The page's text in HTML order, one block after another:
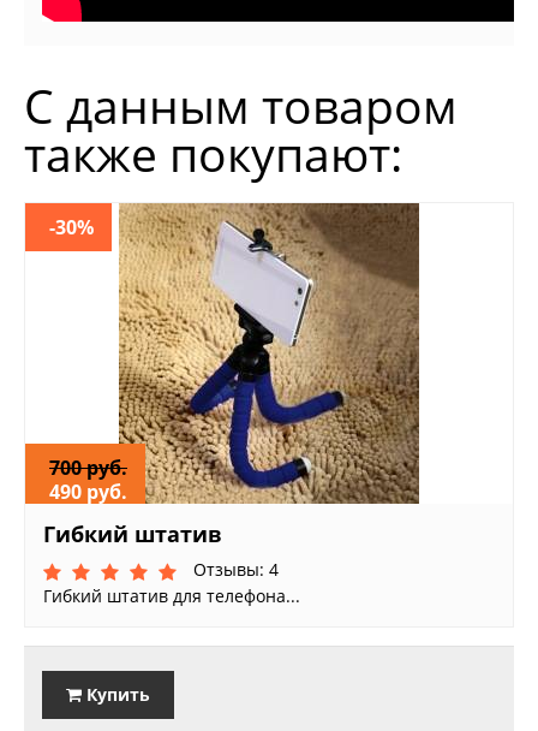
С данным товаром
также покупают:
-30%
700 руб.
490 руб.
Гибкий штатив
Отзывы: 4
Гибкий штатив для телефона...
Купить